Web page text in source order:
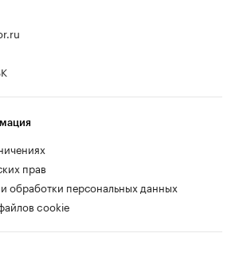
прав
обработки персональных данных
cookie